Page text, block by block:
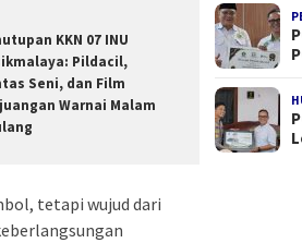
KKN 07 INU
Pildacil,
Seni, dan Film
Warnai Malam
tetapi wujud dari